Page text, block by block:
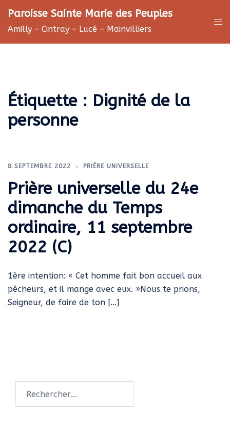
au
contenu
Paroisse Sainte Marie des Peuples
Amilly – Cintray – Lucé – Mainvilliers
Étiquette : Dignité de la
personne
8 SEPTEMBRE 2022 PRIÈRE UNIVERSELLE
Prière universelle du 24e
dimanche du Temps
ordinaire, 11 septembre
2022 (C)
1ère intention: « Cet homme fait bon accueil aux
pécheurs, et il mange avec eux. »Nous te prions,
Seigneur, de faire de ton […]